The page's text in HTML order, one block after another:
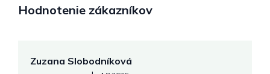
Hodnotenie zákazníkov
Zuzana Slobodníková